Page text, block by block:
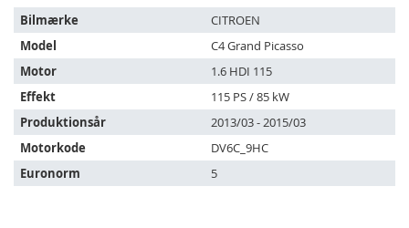
Varen
passer
til
følgende
køretøjer:
Bilmærke
CITROEN
Model
C4 Grand Picasso
Motor
1.6 HDI 115
Effekt
115 PS / 85 kW
Produktionsår
2013/03 - 2015/03
Motorkode
DV6C_9HC
Euronorm
5